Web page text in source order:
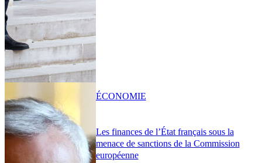
Les finances de l’État français sous la
menace de sanctions de la Commission
européenne
ÉCONOMIE